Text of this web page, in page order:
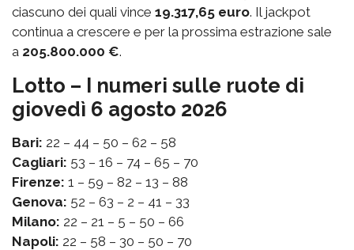
ciascuno dei quali vince 19.317,65 euro. Il jackpot
continua a crescere e per la prossima estrazione sale
a 205.800.000 €.
Lotto – I numeri sulle ruote di
giovedì 6 agosto 2026
Bari: 22 – 44 – 50 – 62 – 58
Cagliari: 53 – 16 – 74 – 65 – 70
Firenze: 1 – 59 – 82 – 13 – 88
Genova: 52 – 63 – 2 – 41 – 33
Milano: 22 – 21 – 5 – 50 – 66
Napoli: 22 – 58 – 30 – 50 – 70